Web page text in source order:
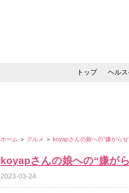
トップ ヘル
ホーム ＞ グルメ ＞ koyapさんの娘への“嫌がら
koyapさんの娘への“嫌が
2023-03-24